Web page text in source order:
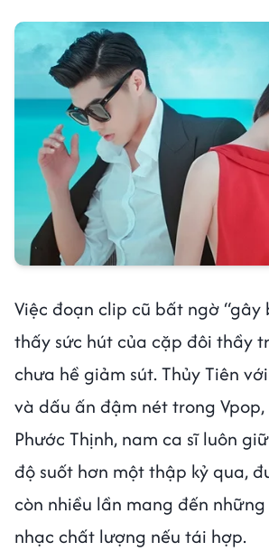
Việc đoạn clip cũ bất ngờ “gây
thấy sức hút của cặp đôi thầy
chưa hề giảm sút. Thủy Tiên
và dấu ấn đậm nét trong
Phước Thịnh, nam ca sĩ luôn
độ suốt hơn một thập kỷ qua,
còn nhiều lần mang đến
nhạc chất lượng nếu tái hợp.